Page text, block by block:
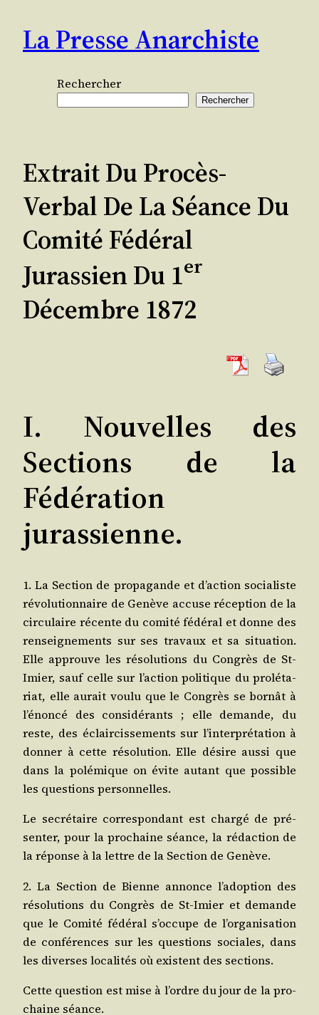
contenu
La Presse Anarchiste
Rechercher
Rechercher
Extrait Du Procès-
Verbal De La Séance Du
Comité Fédéral
Jurassien Du 1Er
Décembre 1872
I. Nouvelles des
Sections de la
Fédération
jurassienne.
1. La Sec­tion de pro­pa­gande et d’action socia­liste
révo­lu­tion­naire de Genève accuse récep­tion de la
cir­cu­laire récente du comi­té fédé­ral et donne des
ren­sei­gne­ments sur ses tra­vaux et sa situa­tion.
Elle approuve les réso­lu­tions du Congrès de St-
Imier, sauf celle sur l’action poli­tique du pro­lé­ta­
riat, elle aurait vou­lu que le Congrès se bor­nât à
l’énoncé des consi­dé­rants ; elle demande, du
reste, des éclair­cis­se­ments sur l’interprétation à
don­ner à cette réso­lu­tion. Elle désire aus­si que
dans la polé­mique on évite autant que pos­sible
les ques­tions personnelles.
Le secré­taire cor­res­pon­dant est char­gé de pré­
sen­ter, pour la pro­chaine séance, la rédac­tion de
la réponse à la lettre de la Sec­tion de Genève.
2. La Sec­tion de Bienne annonce l’adoption des
réso­lu­tions du Congrès de St-Imier et demande
que le Comi­té fédé­ral s’occupe de l’organisation
de confé­rences sur les ques­tions sociales, dans
les diverses loca­li­tés où existent des sections.
Cette ques­tion est mise à l’ordre du jour de la pro­
chaine séance.